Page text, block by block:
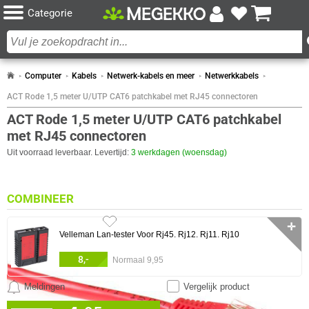
Categorie
Computer Kabels Netwerk-kabels en meer Netwerkkabels
ACT Rode 1,5 meter U/UTP CAT6 patchkabel met RJ45 connectoren
ACT Rode 1,5 meter U/UTP CAT6 patchkabel
met RJ45 connectoren
Uit voorraad leverbaar. Levertijd: 3 werkdagen (woensdag)
Vergelijk product
Meldingen
COMBINEER
Velleman Lan-tester Voor Rj45. Rj12. Rj11. Rj10
8,- Normaal 9,95
✛
0 artikelen geselecteerd